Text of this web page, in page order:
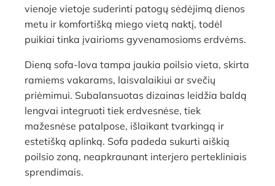
vienoje vietoje suderinti patogų sėdėjimą dienos
metu ir komfortišką miego vietą naktį, todėl
puikiai tinka įvairioms gyvenamosioms erdvėms.
Dieną sofa-lova tampa jaukia poilsio vieta, skirta
ramiems vakarams, laisvalaikiui ar svečių
priėmimui. Subalansuotas dizainas leidžia baldą
lengvai integruoti tiek erdvesnėse, tiek
mažesnėse patalpose, išlaikant tvarkingą ir
estetišką aplinką. Sofa padeda sukurti aiškią
poilsio zoną, neapkraunant interjero pertekliniais
sprendimais.